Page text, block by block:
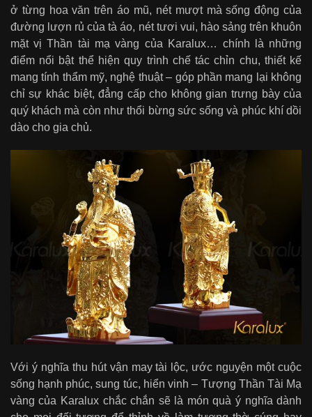
ở từng hoa văn trên áo mũ, nét mượt mà sống động của
đường lượn rủ của tà áo, nét tươi vui, hào sảng trên khuôn
mặt vị Thần tài mạ vàng của Karalux… chính là những
điểm nổi bật thể hiện quy trình chế tác chỉn chu, thiết kế
mang tính thẩm mỹ, nghệ thuật – góp phần mang lại không
chỉ sự khác biệt, đẳng cấp cho không gian trưng bày của
quý khách mà còn như thổi bừng sức sống và phúc khí dồi
dào cho gia chủ.
Với ý nghĩa thu hút vận may tài lộc, ước nguyện một cuộc
sống hạnh phúc, sung túc, hiển vinh – Tượng Thần Tài Mạ
vàng của Karalux chắc chắn sẽ là món quà ý nghĩa dành